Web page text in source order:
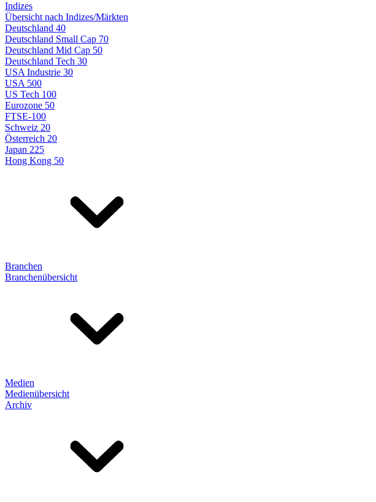
Indizes
Übersicht nach Indizes/Märkten
Deutschland 40
Deutschland Small Cap 70
Deutschland Mid Cap 50
Deutschland Tech 30
USA Industrie 30
USA 500
US Tech 100
Eurozone 50
FTSE-100
Schweiz 20
Österreich 20
Japan 225
Hong Kong 50
Branchen
Branchenübersicht
Medien
Medienübersicht
Archiv